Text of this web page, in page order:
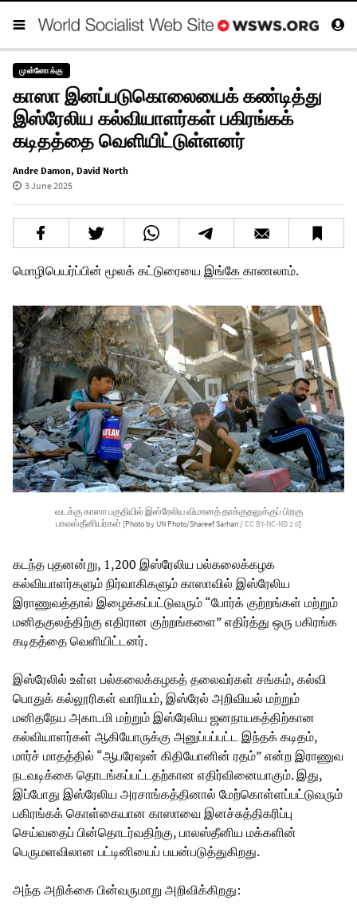
முன்னோக்கு
காஸா இனப்படுகொலையைக் கண்டித்து
இஸ்ரேலிய கல்வியாளர்கள் பகிரங்கக்
கடிதத்தை வெளியிட்டுள்ளனர்
Andre Damon, David North
3 June 2025
மொழிபெயர்ப்பின் மூலக் கட்டுரையை இங்கேகாணலாம்.
வடக்கு காஸா பகுதியில் இஸ்ரேலிய விமானத் தாக்குதலுக்குப் பிறகு
பாலஸ்தீனியர்கள் [Photo by UN Photo/Shareef Sarhan /CC BY-NC-ND 2.0]
கடந்த புதனன்று, 1,200 இஸ்ரேலிய பல்கலைக்கழக
கல்வியாளர்களும் நிர்வாகிகளும் காஸாவில் இஸ்ரேலிய
இராணுவத்தால் இழைக்கப்பட்டுவரும் “போர்க் குற்றங்கள் மற்றும்
மனிதகுலத்திற்கு எதிரான குற்றங்களை” எதிர்த்து ஒரு பகிரங்க
கடிதத்தை வெளியிட்டனர்.
இஸ்ரேலில் உள்ள பல்கலைக்கழகத் தலைவர்கள் சங்கம், கல்வி
பொதுக் கல்லூரிகள் வாரியம், இஸ்ரேல் அறிவியல் மற்றும்
மனிதநேய அகாடமி மற்றும் இஸ்ரேலிய ஜனநாயகத்திற்கான
கல்வியாளர்கள் ஆகியோருக்கு அனுப்பப்பட்ட இந்தக் கடிதம்,
மார்ச் மாதத்தில் “ஆபரேஷன் கிதியோனின் ரதம்” என்ற இராணுவ
நடவடிக்கை தொடங்கப்பட்டதற்கான எதிர்வினையாகும். இது,
இப்போது இஸ்ரேலிய அரசாங்கத்தினால் மேற்கொள்ளப்பட்டுவரும்
பகிரங்கக் கொள்கையான காஸாவை இனச்சுத்திகரிப்பு
செய்வதைப் பின்தொடர்வதிற்கு, பாலஸ்தீனிய மக்களின்
பெருமளவிலான பட்டினியைப் பயன்படுத்துகிறது.
அந்த அறிக்கை பின்வருமாறு அறிவிக்கிறது: